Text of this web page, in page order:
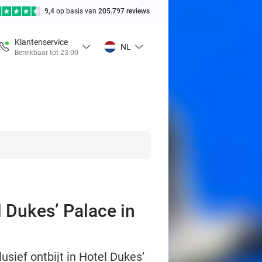
9,4 op basis van 205.797 reviews
Klantenservice
Bereikbaar tot 23:00
NL
Palace in
ontbijt in Hotel Dukes’